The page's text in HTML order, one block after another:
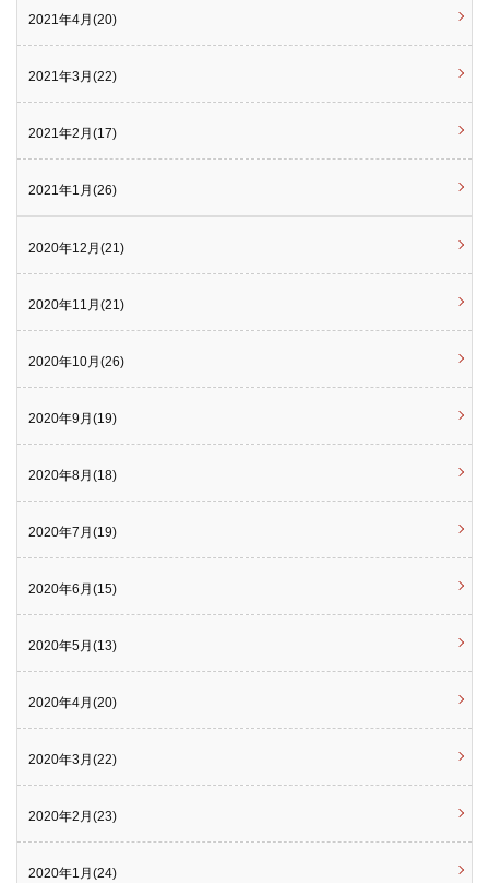
2021年4月(20)
2021年3月(22)
2021年2月(17)
2021年1月(26)
2020年12月(21)
2020年11月(21)
2020年10月(26)
2020年9月(19)
2020年8月(18)
2020年7月(19)
2020年6月(15)
2020年5月(13)
2020年4月(20)
2020年3月(22)
2020年2月(23)
2020年1月(24)